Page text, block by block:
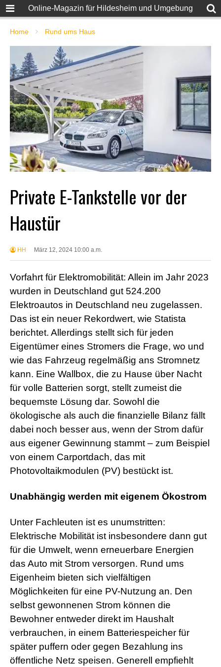
Online-Magazin für Hildesheim und Umgebung
Home Rund ums Haus
Private E-Tankstelle vor der
Haustür
HH März 12, 2024 10:00 a.m.
Vorfahrt für Elektromobilität: Allein im Jahr 2023
wurden in Deutschland gut 524.200
Elektroautos in Deutschland neu zugelassen.
Das ist ein neuer Rekordwert, wie Statista
berichtet. Allerdings stellt sich für jeden
Eigentümer eines Stromers die Frage, wo und
wie das Fahrzeug regelmäßig ans Stromnetz
kann. Eine Wallbox, die zu Hause über Nacht
für volle Batterien sorgt, stellt zumeist die
bequemste Lösung dar. Sowohl die
ökologische als auch die finanzielle Bilanz fällt
dabei noch besser aus, wenn der Strom dafür
aus eigener Gewinnung stammt – zum Beispiel
von einem Carportdach, das mit
Photovoltaikmodulen (PV) bestückt ist.
Unabhängig werden mit eigenem Ökostrom
Unter Fachleuten ist es unumstritten:
Elektrische Mobilität ist insbesondere dann gut
für die Umwelt, wenn erneuerbare Energien
das Auto mit Strom versorgen. Rund ums
Eigenheim bieten sich vielfältigen
Möglichkeiten für eine PV-Nutzung an. Den
selbst gewonnenen Strom können die
Bewohner entweder direkt im Haushalt
verbrauchen, in einem Batteriespeicher für
später puffern oder gegen Bezahlung ins
öffentliche Netz speisen. Generell empfiehlt